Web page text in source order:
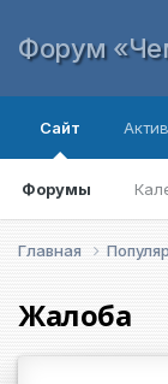
Форум
Сайт
Форумы
Главная
Жалоба